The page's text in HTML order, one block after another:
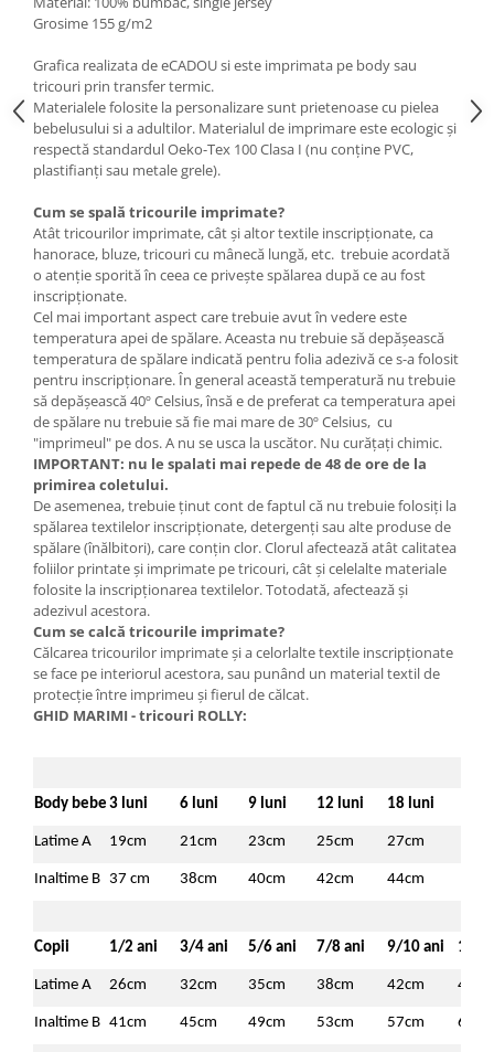
Grosime 155 g/m2
Grafica realizata de eCADOU si este imprimata pe body sau
tricouri prin transfer termic.
Materialele folosite la personalizare sunt prietenoase cu pielea
bebelusului si a adultilor. Materialul de imprimare este ecologic și
respectă standardul Oeko-Tex 100 Clasa I (nu conține PVC,
plastifianți sau metale grele).
Cum se spală tricourile imprimate?
Atât tricourilor imprimate, cât şi altor textile inscripţionate, ca
hanorace, bluze, tricouri cu mânecă lungă, etc. trebuie acordată
o atenţie sporită în ceea ce priveşte spălarea după ce au fost
inscripţionate.
Cel mai important aspect care trebuie avut în vedere este
temperatura apei de spălare. Aceasta nu trebuie să depăşească
temperatura de spălare indicată pentru folia adezivă ce s-a folosit
pentru inscripţionare. În general această temperatură nu trebuie
să depăşească 40º Celsius, însă e de preferat ca temperatura apei
de spălare nu trebuie să fie mai mare de 30º Celsius, cu
"imprimeul" pe dos. A nu se usca la uscător. Nu curățați chimic.
IMPORTANT: nu le spalati mai repede de 48 de ore de la
primirea coletului.
De asemenea, trebuie ţinut cont de faptul că nu trebuie folosiţi la
spălarea textilelor inscripţionate, detergenţi sau alte produse de
spălare (înălbitori), care conţin clor. Clorul afectează atât calitatea
foliilor printate şi imprimate pe tricouri, cât şi celelalte materiale
folosite la inscripţionarea textilelor. Totodată, afectează şi
adezivul acestora.
Cum se calcă tricourile imprimate?
Călcarea tricourilor imprimate şi a celorlalte textile inscripţionate
se face pe interiorul acestora, sau punând un material textil de
protecţie între imprimeu şi fierul de călcat.
GHID MARIMI - tricouri ROLLY:
Body bebe 3 luni 6 luni 9 luni 12 luni 18 luni
Latime A 19cm 21cm 23cm 25cm 27cm
Inaltime B 37 cm 38cm 40cm 42cm 44cm
Copii 1/2 ani 3/4 ani 5/6 ani 7/8 ani 9/10 ani 11/
Latime A 26cm 32cm 35cm 38cm 42cm 46cm
Inaltime B 41cm 45cm 49cm 53cm 57cm 61cm